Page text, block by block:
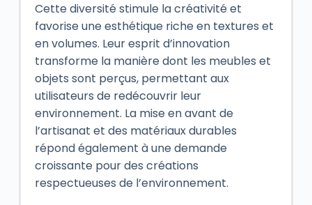
Cette diversité stimule la créativité et
favorise une esthétique riche en textures et
en volumes. Leur esprit d’innovation
transforme la manière dont les meubles et
objets sont perçus, permettant aux
utilisateurs de redécouvrir leur
environnement. La mise en avant de
l’artisanat et des matériaux durables
répond également à une demande
croissante pour des créations
respectueuses de l’environnement.